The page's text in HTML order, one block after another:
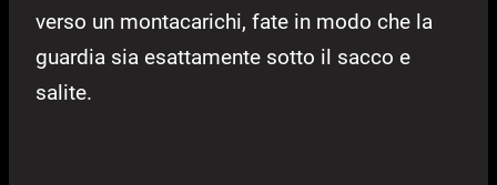
verso un montacarichi, fate in modo che la
guardia sia esattamente sotto il sacco e
salite.